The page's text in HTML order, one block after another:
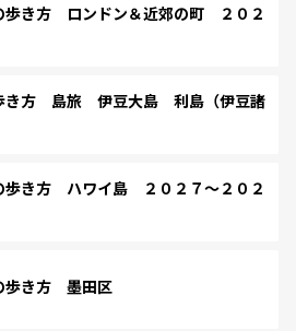
き方 ロンドン＆近郊の町 ２０２
き方 島旅 伊豆大島 利島（伊豆諸
き方 ハワイ島 ２０２７～２０２
歩き方 墨田区